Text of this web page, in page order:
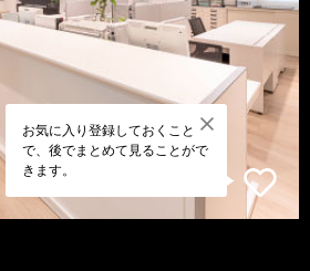
お気に入り登録しておくこと
で、後でまとめて見ることがで
きます。